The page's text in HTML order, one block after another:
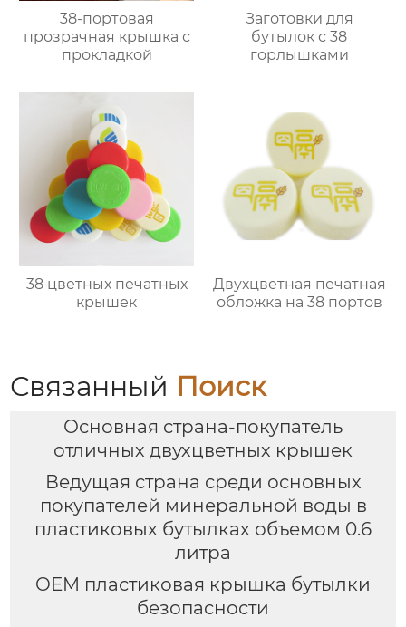
38-портовая
прозрачная крышка с
прокладкой
Заготовки для
бутылок с 38
горлышками
38 цветных печатных
крышек
Двухцветная печатная
обложка на 38 портов
Связанный Поиск
Основная страна-покупатель
отличных двухцветных крышек
Ведущая страна среди основных
покупателей минеральной воды в
пластиковых бутылках объемом 0.6
литра
OEM пластиковая крышка бутылки
безопасности